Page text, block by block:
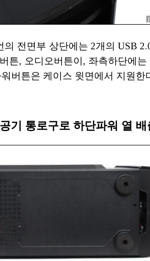
의 전면부 상단에는 2개의 USB
튼, 오디오버튼이, 좌측하단에는
버튼은 케이스 윗면에서 지원한
기 통로구로 하단파워 열 배